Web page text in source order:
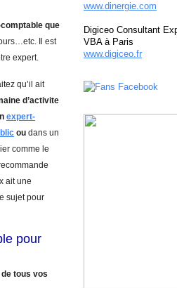
que
Il est
expert.
qu’il ait
d’activite
expert-
ou dans un
comme le
ait une
sujet pour
pour
tous vos
www.dinergie.com
Digiceo Consultant
VBA à Paris
www.digiceo.fr